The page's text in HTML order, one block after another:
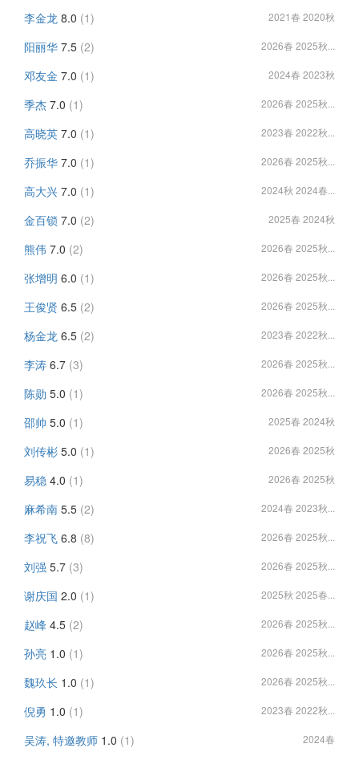
李金龙 8.0 (1) 2021春 2020秋
阳丽华 7.5 (2) 2026春 2025秋...
邓友金 7.0 (1) 2024春 2023秋
季杰 7.0 (1) 2026春 2025秋...
高晓英 7.0 (1) 2023春 2022秋...
乔振华 7.0 (1) 2026春 2025秋...
高大兴 7.0 (1) 2024秋 2024春...
金百锁 7.0 (2) 2025春 2024秋
熊伟 7.0 (2) 2026春 2025秋...
张增明 6.0 (1) 2026春 2025秋...
王俊贤 6.5 (2) 2026春 2025秋...
杨金龙 6.5 (2) 2023春 2022秋...
李涛 6.7 (3) 2026春 2025秋...
陈勋 5.0 (1) 2026春 2025秋...
邵帅 5.0 (1) 2025春 2024秋
刘传彬 5.0 (1) 2026春 2025秋
易稳 4.0 (1) 2026春 2025秋
麻希南 5.5 (2) 2024春 2023秋...
李祝飞 6.8 (8) 2026春 2025秋...
刘强 5.7 (3) 2026春 2025秋...
谢庆国 2.0 (1) 2025秋 2025春...
赵峰 4.5 (2) 2026春 2025秋...
孙亮 1.0 (1) 2026春 2025秋...
魏玖长 1.0 (1) 2026春 2025秋...
倪勇 1.0 (1) 2023春 2022秋...
吴涛, 特邀教师 1.0 (1) 2024春